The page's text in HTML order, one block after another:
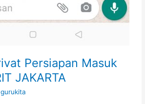
Persiapan Masuk
JAKARTA